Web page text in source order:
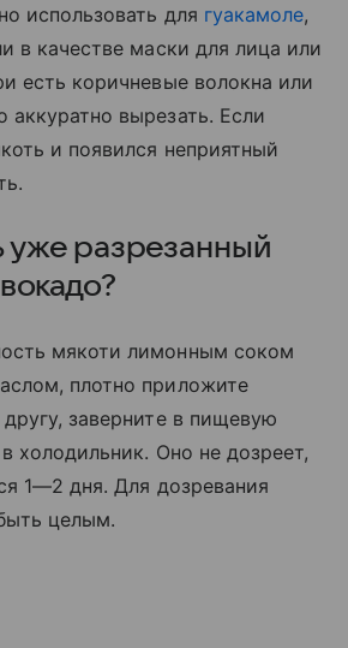
использовать для гуакамоле,
в качестве маски для лица или
есть коричневые волокна или
вырезать. Если
и появился неприятный
уже разрезанный
мякоти лимонным соком
плотно приложите
заверните в пищевую
холодильник. Оно не дозреет,
1—2 дня. Для дозревания
целым.